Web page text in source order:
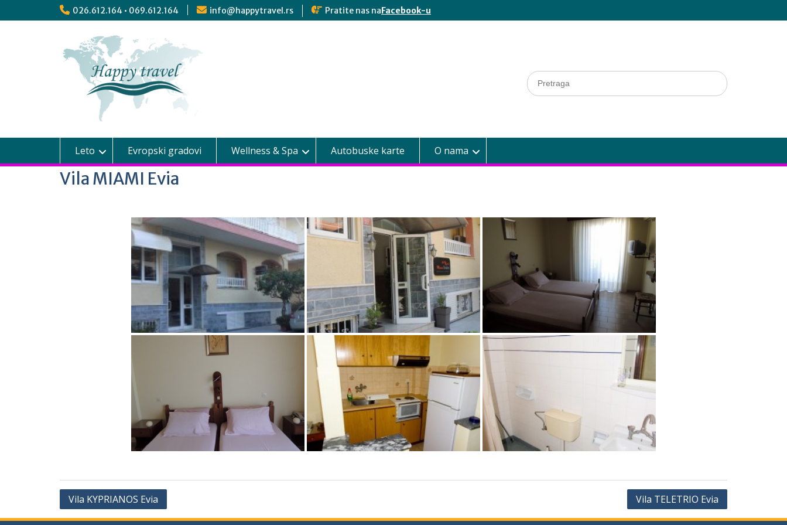
026.612.164 • 069.612.164 info@happytravel.rs Pratite nas naFacebook-u
Leto Evropski gradovi Wellness & Spa Autobuske karte O nama
Vila MIAMI Evia
Vila KYPRIANOS Evia Vila TELETRIO Evia